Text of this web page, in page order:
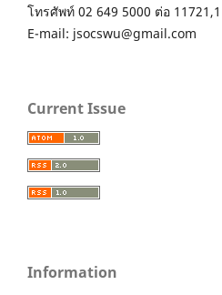
โทรศัพท์ 02 649 5000 ต่อ
E-mail: jsocswu@gmail.com
Current Issue
Information